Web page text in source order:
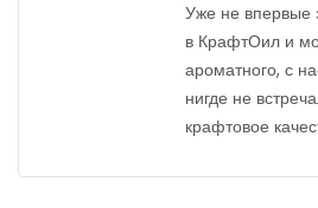
Уже не впервые
в КрафтОил и
ароматного, с
нигде не
крафтовое